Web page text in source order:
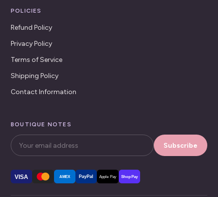
POLICIES
Refund Policy
Privacy Policy
Terms of Service
Shipping Policy
Contact Information
BOUTIQUE NOTES
Subscribe
VISA AMEX PayPal Apple Pay Shop Pay